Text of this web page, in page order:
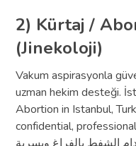
2) Kürtaj /
(Jinekoloji)
Vakum aspirasyonla
uzman hekim desteği.
Abortion in Istanbul,
confidential,